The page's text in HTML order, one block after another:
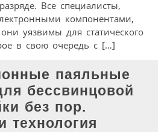
Все специалисты,
компонентами,
уязвимы для статического
в свою очередь с […]
паяльные
бессвинцовой
без пор.
технология